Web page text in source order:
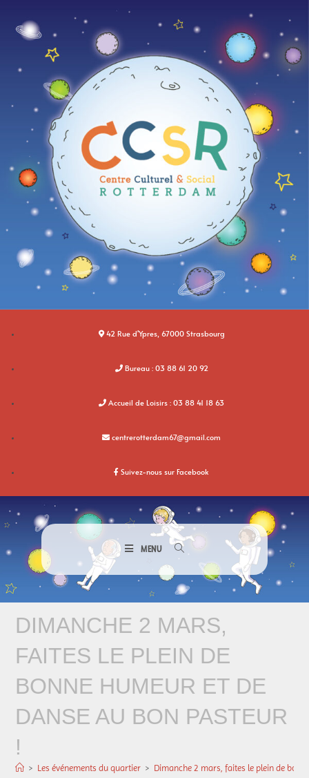
42 Rue d'Ypres, 67000 Strasbourg
Bureau : 03 88 61 20 92
Accueil de Loisirs : 03 88 41 18 63
centrerotterdam67@gmail.com
Suivez-nous sur Facebook
MENU
DIMANCHE 2 MARS,
FAITES LE PLEIN DE
BONNE HUMEUR ET DE
DANSE AU BON PASTEUR
!
> Les événements du quartier > Dimanche 2 mars, faites le plein de